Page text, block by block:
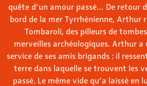
quête d’un amour passé… De retour
bord de la mer Tyrrhénienne, Arthur
Tombaroli, des pilleurs de
merveilles archéologiques. Arthur a
service de ses amis brigands : il
terre dans laquelle se trouvent les
passé. Le même vide qu’a laissé en